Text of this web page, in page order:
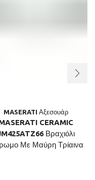
MASERATI Αξεσουάρ
CERAMIC
Βραχιόλι
Με Μαύρη Τρίαινα